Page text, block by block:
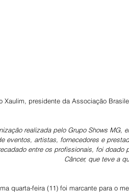
Xaulim, presidente da Associação
realizada pelo Grupo Shows
eventos, artistas, fornecedores e
entre os profissionais, foi
Câncer, que teve a
quarta-feira (11) foi marcante para o